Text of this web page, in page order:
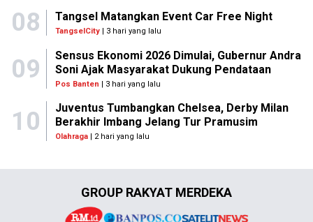
08 Tangsel Matangkan Event Car Free Night
TangselCity | 3 hari yang lalu
09
Sensus Ekonomi 2026 Dimulai, Gubernur Andra
Soni Ajak Masyarakat Dukung Pendataan
Pos Banten | 3 hari yang lalu
10
Juventus Tumbangkan Chelsea, Derby Milan
Berakhir Imbang Jelang Tur Pramusim
Olahraga| 2 hari yang lalu
GROUP RAKYAT MERDEKA